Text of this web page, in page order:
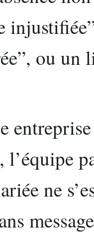
ou un
l’équipe
ne